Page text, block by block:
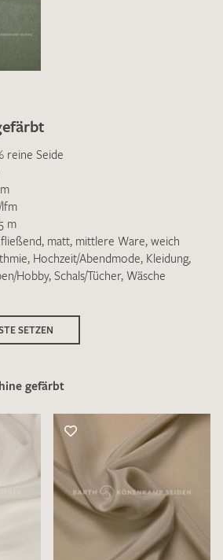
dass meine angegebenen Daten
Musteranfrage genutzt werden.
habe ich zur Kenntnis
diese.
SENDEN
reine Seide
m
fließend, matt, mittlere Ware, weich
, Hochzeit/Abendmode, Kleidung,
Hobby, Schals/Tücher, Wäsche
SETZEN
gefärbt